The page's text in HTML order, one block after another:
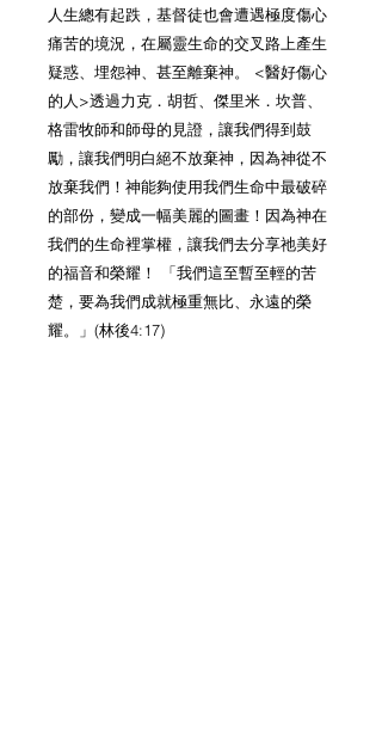
人生總有起跌，基督徒也會遭遇極度傷心
痛苦的境況，在屬靈生命的交叉路上產生
疑惑、埋怨神、甚至離棄神。 <醫好傷心
的人>透過力克．胡哲、傑里米．坎普、
格雷牧師和師母的見證，讓我們得到鼓
勵，讓我們明白絕不放棄神，因為神從不
放棄我們！神能夠使用我們生命中最破碎
的部份，變成一幅美麗的圖畫！因為神在
我們的生命裡掌權，讓我們去分享祂美好
的福音和榮耀！ 「我們這至暫至輕的苦
楚，要為我們成就極重無比、永遠的榮
耀。」(林後4:17)